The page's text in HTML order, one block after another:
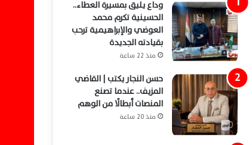
وداع يليق بمسيرة العطاء..
الحسينية تكرم محمد
العوضي والإبراهيمية ترحب
بقيادته الجديدة
منذ 22 ساعة
حسن النجار يكتب | القاضي
المزيف.. عندما تصنع
المنصات أبطالًا من الوهم
منذ 20 ساعة